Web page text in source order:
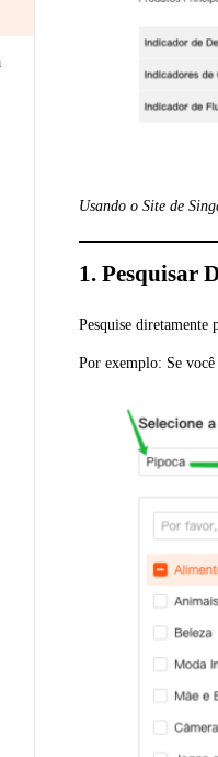
Usando o Site de
1. Pesquisar
Pesquise
Por exemplo: Se